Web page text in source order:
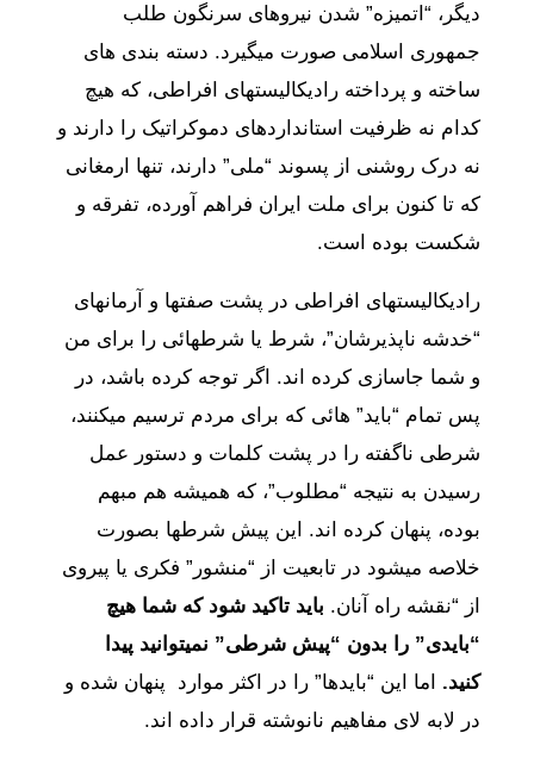
دیگر، “اتمیزه” شدن نیروهای سرنگون طلب
جمهوری اسلامی صورت میگیرد. دسته بندی های
ساخته و پرداخته رادیکالیستهای افراطی، که هیچ
کدام نه ظرفیت استانداردهای دموکراتیک را دارند و
نه درک روشنی از پسوند “ملی” دارند، تنها ارمغانی
که تا کنون برای ملت ایران فراهم آورده، تفرقه و
شکست بوده است.
رادیکالیستهای افراطی در پشت صفتها و آرمانهای
“خدشه ناپذیرشان”، شرط یا شرطهائی را برای من
و شما جاسازی کرده اند. اگر توجه کرده باشد، در
پس تمام “باید” هائی که برای مردم ترسیم میکنند،
شرطی ناگفته را در پشت کلمات و دستور عمل
رسیدن به نتیجه “مطلوب”، که همیشه هم مبهم
بوده، پنهان کرده اند. این پیش شرطها بصورت
خلاصه میشود در تابعیت از “منشور” فکری یا پیروی
از “نقشه راه آنان. باید تاکید شود که شما هیچ
“بایدی” را بدون “پیش شرطی” نمیتوانید پیدا
کنید. اما این “بایدها” را در اکثر موارد پنهان شده و
در لابه لای مفاهیم نانوشته قرار داده اند.